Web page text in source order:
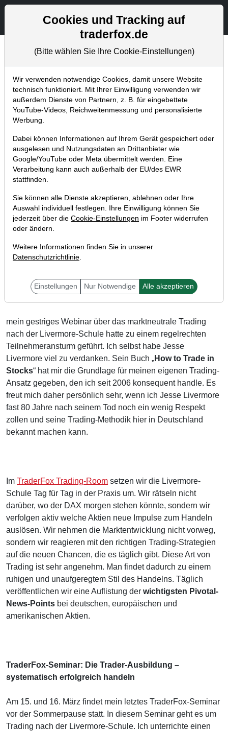
Aktien- und Artikelsuche
Aktuelles
Home Blog Aktuelles
Neue TraderFox-Seminare und
Hinweis zur Livermore-Schule
01.03.2018 um 13:46 Uhr | TraderFox GmbH
mein gestriges Webinar über das marktneutrale Trading
nach der Livermore-Schule hatte zu einem regelrechten
Teilnehmeransturm geführt. Ich selbst habe Jesse
Livermore viel zu verdanken. Sein Buch „How to Trade in
Stocks“ hat mir die Grundlage für meinen eigenen Trading-
Ansatz gegeben, den ich seit 2006 konsequent handle. Es
freut mich daher persönlich sehr, wenn ich Jesse Livermore
fast 80 Jahre nach seinem Tod noch ein wenig Respekt
zollen und seine Trading-Methodik hier in Deutschland
bekannt machen kann.
Im TraderFox Trading-Room setzen wir die Livermore-
Schule Tag für Tag in der Praxis um. Wir rätseln nicht
darüber, wo der DAX morgen stehen könnte, sondern wir
verfolgen aktiv welche Aktien neue Impulse zum Handeln
auslösen. Wir nehmen die Marktentwicklung nicht vorweg,
sondern wir reagieren mit den richtigen Trading-Strategien
auf die neuen Chancen, die es täglich gibt. Diese Art von
Trading ist sehr angenehm. Man findet dadurch zu einem
ruhigen und unaufgeregtem Stil des Handelns. Täglich
veröffentlichen wir eine Auflistung der wichtigsten Pivotal-
News-Points bei deutschen, europäischen und
amerikanischen Aktien.
TraderFox-Seminar: Die Trader-Ausbildung –
systematisch erfolgreich handeln
Am 15. und 16. März findet mein letztes TraderFox-Seminar
vor der Sommerpause statt. In diesem Seminar geht es um
Trading nach der Livermore-Schule. Ich unterrichte einen
Cookies und Tracking auf
traderfox.de
(Bitte wählen Sie Ihre Cookie-Einstellungen)
Wir verwenden notwendige Cookies, damit unsere Website
technisch funktioniert. Mit Ihrer Einwilligung verwenden wir
außerdem Dienste von Partnern, z. B. für eingebettete
YouTube-Videos, Reichweitenmessung und personalisierte
Werbung.
Dabei können Informationen auf Ihrem Gerät gespeichert oder
ausgelesen und Nutzungsdaten an Drittanbieter wie
Google/YouTube oder Meta übermittelt werden. Eine
Verarbeitung kann auch außerhalb der EU/des EWR
stattfinden.
Sie können alle Dienste akzeptieren, ablehnen oder Ihre
Auswahl individuell festlegen. Ihre Einwilligung können Sie
jederzeit über die Cookie-Einstellungen im Footer widerrufen
oder ändern.
Weitere Informationen finden Sie in unserer
Datenschutzrichtlinie.
Einstellungen Nur Notwendige Alle akzeptieren